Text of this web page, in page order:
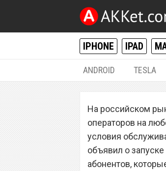
IPHONE IPAD
ANDROID TESLA
Сотовый
На российском
операторов на
условия
объявил о
абонентов,